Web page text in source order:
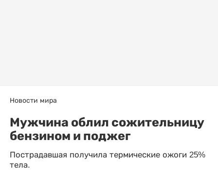
Новости мира
Мужчина облил сожительницу
бензином и поджег
Пострадавшая получила термические ожоги 25%
тела.